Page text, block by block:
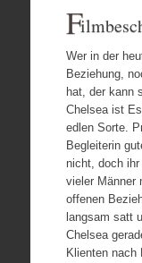
F
Wer in der
Beziehung,
hat, der kann
Chelsea ist
edlen Sorte.
Begleiterin
nicht, doch
vieler Männer
offenen
langsam satt
Chelsea
Klienten nach